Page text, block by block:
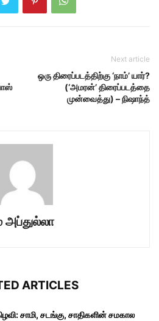
Next article
ஒரு திரைப்படத்திற்கு ‘நாம்’ யார்?
(‘அமரன்’ திரைப்படத்தை
முன்வைத்து) – நிஷாந்த்
அப்துல்லா
ARTICLES
சாமி, சடங்கு, சாதிகளின் சமகால